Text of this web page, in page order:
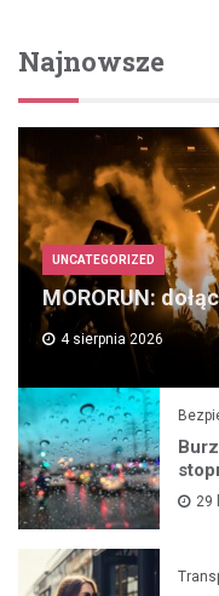
Najnowsze
UNCATEGORIZED
MORORUN:
4 sierpnia 2026
29